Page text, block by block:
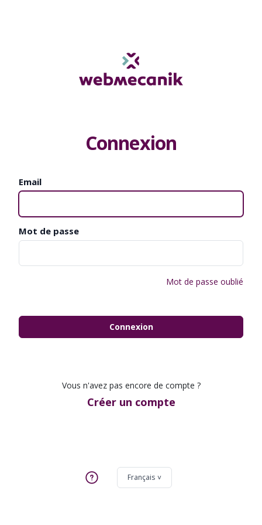
Connexion
Email
Mot de passe
Mot de passe oublié
Connexion
Vous n'avez pas encore de compte ?
Créer un compte
Français